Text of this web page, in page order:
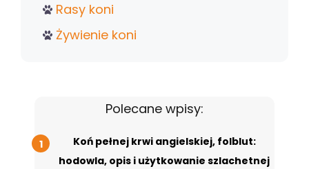
Rasy koni
Żywienie koni
Polecane wpisy:
Koń pełnej krwi angielskiej, folblut:
hodowla, opis i użytkowanie szlachetnej